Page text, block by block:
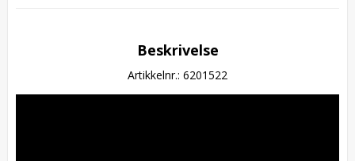
Beskrivelse
Artikkelnr.: 6201522